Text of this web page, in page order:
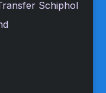
Schiphol